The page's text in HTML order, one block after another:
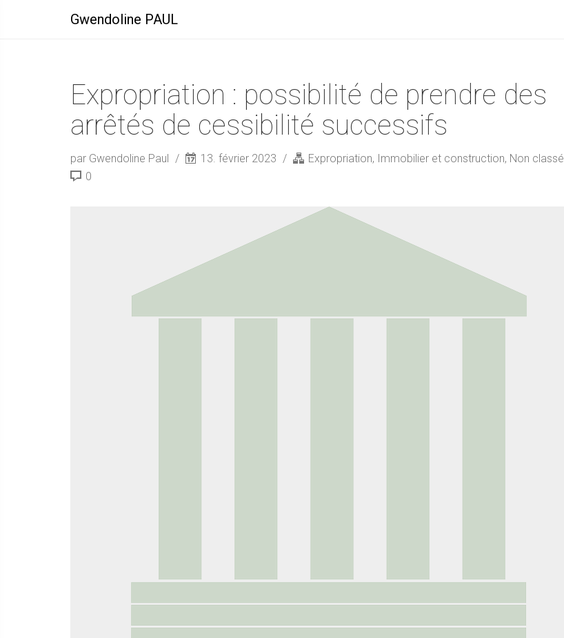
Gwendoline PAUL
Expropriation : possibilité de prendre des
arrêtés de cessibilité successifs
par Gwendoline Paul 13. février 2023 Expropriation, Immobilier et construction, Non classé
0